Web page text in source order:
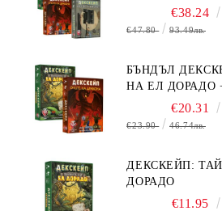
БЯГСТВО ОТ
ТАЙНИТЕ НА
€38.24
€47.80 93.49лв.
БЪНДЪЛ
НА ЕЛ ДОРАДО
ДРАКОНА€20.31
€23.90 46.74лв.
ДЕКСКЕЙП:
ДОРАДО
€11.95